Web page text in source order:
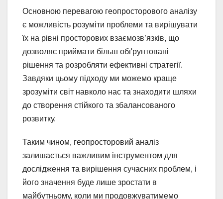
Основною перевагою геопросторового аналізу
є можливість розуміти проблеми та вирішувати
їх на рівні просторових взаємозв’язків, що
дозволяє приймати більш обґрунтовані
рішення та розробляти ефективні стратегії.
Завдяки цьому підходу ми можемо краще
зрозуміти світ навколо нас та знаходити шляхи
до створення стійкого та збалансованого
розвитку.
Таким чином, геопросторовий аналіз
залишається важливим інструментом для
дослідження та вирішення сучасних проблем, і
його значення буде лише зростати в
майбутньому, коли ми продовжуватимемо